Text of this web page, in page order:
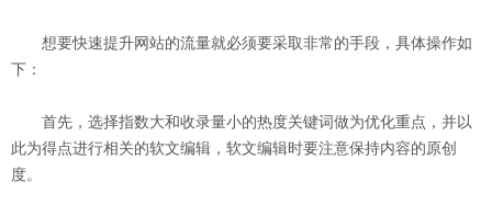
想要快速提升网站的流量就必须要采取非常的手段，具体操作如
下：
首先，选择指数大和收录量小的热度关键词做为优化重点，并以
此为得点进行相关的软文编辑，软文编辑时要注意保持内容的原创
度。